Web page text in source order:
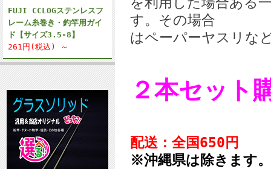
FUJI CCLOGステンレスフ
レーム糸巻き・釣竿用ガイ
ド【サイズ3.5-8】
261円(税込) ～
す。その場合
はペーパーヤスリな
２本セット
配送：全国650円
※沖縄県は除きます。